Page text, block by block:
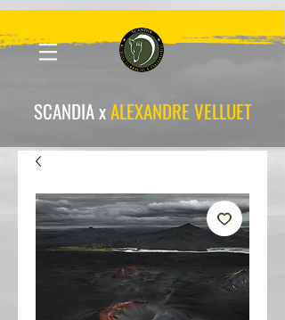
SCANDIA xALEXANDRE VELLUET